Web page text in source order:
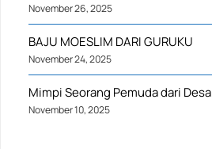
November 26, 2025
BAJU MOESLIM DARI GURUKU
November 24, 2025
Mimpi Seorang Pemuda dari Desa
November 10, 2025